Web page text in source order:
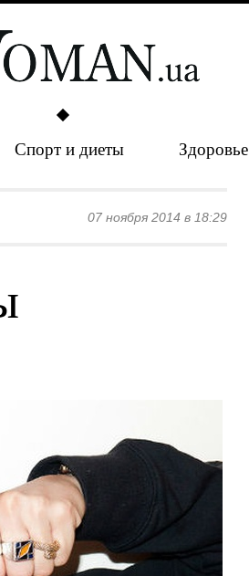
Спорт и диеты Здоровье
07 ноября 2014 в 18:29